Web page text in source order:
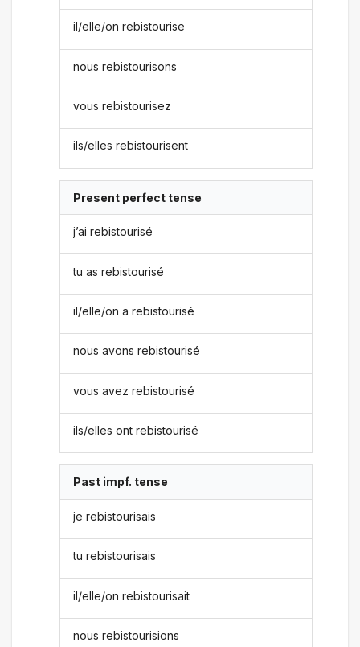
il/elle/on rebistourise
nous rebistourisons
vous rebistourisez
ils/elles rebistourisent
Present perfect tense
j’ai rebistourisé
tu as rebistourisé
il/elle/on a rebistourisé
nous avons rebistourisé
vous avez rebistourisé
ils/elles ont rebistourisé
Past impf. tense
je rebistourisais
tu rebistourisais
il/elle/on rebistourisait
nous rebistourisions